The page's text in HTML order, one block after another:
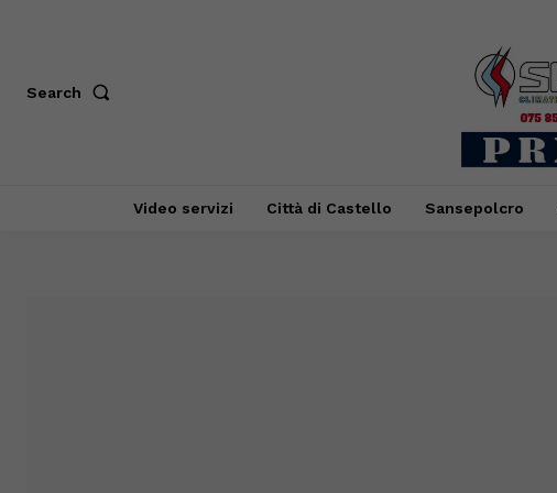
Search
Video servizi Città di Castello Sansepolcro